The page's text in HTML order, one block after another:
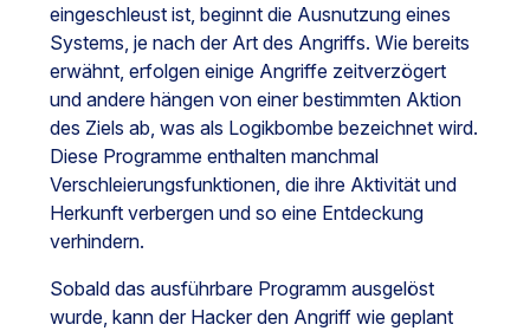
eingeschleust ist, beginnt die Ausnutzung eines
Systems, je nach der Art des Angriffs. Wie bereits
erwähnt, erfolgen einige Angriffe zeitverzögert
und andere hängen von einer bestimmten Aktion
des Ziels ab, was als Logikbombe bezeichnet wird.
Diese Programme enthalten manchmal
Verschleierungsfunktionen, die ihre Aktivität und
Herkunft verbergen und so eine Entdeckung
verhindern.
Sobald das ausführbare Programm ausgelöst
wurde, kann der Hacker den Angriff wie geplant